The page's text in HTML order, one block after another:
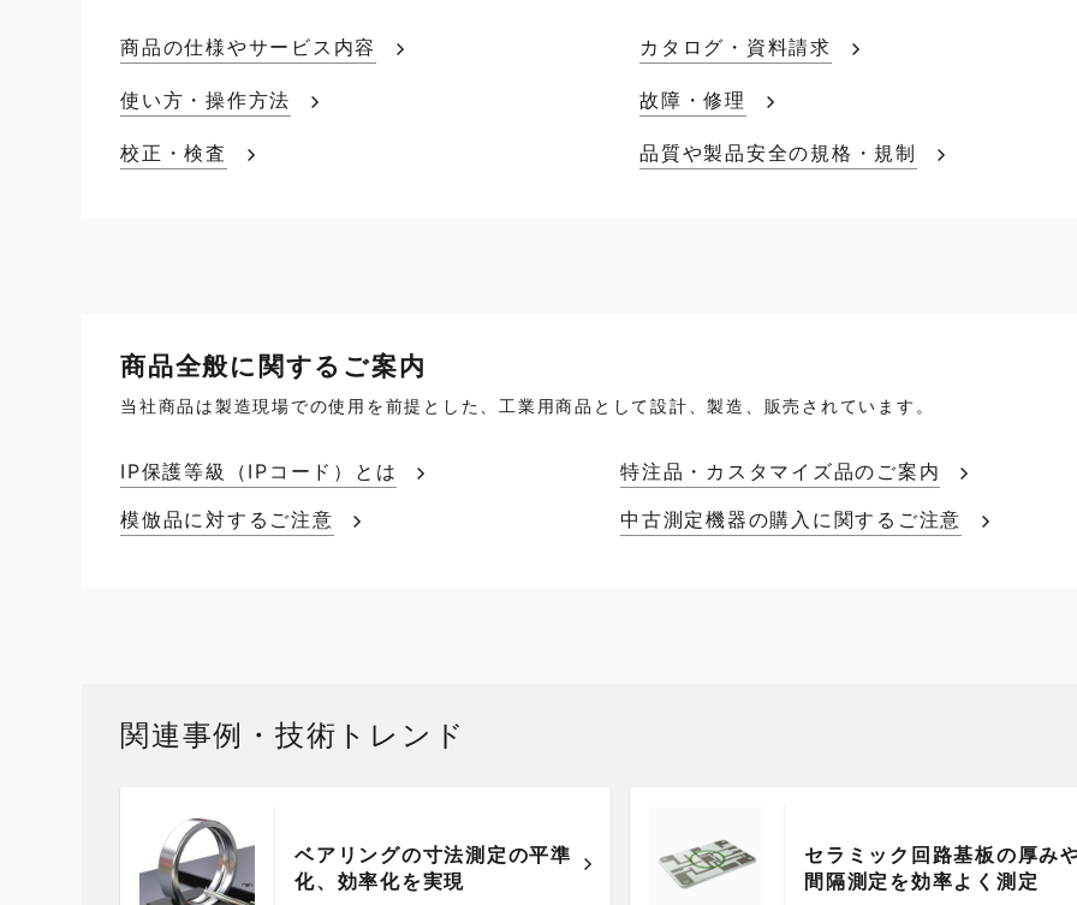
商品の仕様やサービス内容
使い方・操作方法
校正・検査
カタログ・資料請求
故障・修理
品質や製品安全の規格・規制
商品全般に関するご案内
当社商品は製造現場での使用を前提とした、工業用商品として設計、製造、販売されています。
IP保護等級（IPコード）とは
特注品・カスタマイズ品のご案内
模倣品に対するご注意
中古測定機器の購入に関するご注意
関連事例・技術トレンド
ベアリングの寸法測定の平準
化、効率化を実現
セラミック回路基板の厚み
間隔測定を効率よく測定